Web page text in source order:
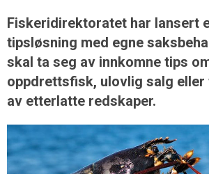
Fiskeridirektoratet har lansert
tipsløsning med egne
skal ta seg av innkomne tips
oppdrettsfisk, ulovlig salg eller
av etterlatte redskaper.